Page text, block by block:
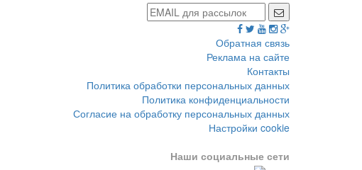
Обратная связь
Реклама на сайте
Контакты
Политика обработки персональных данных
Политика конфиденциальности
Согласие на обработку персональных данных
Настройки cookie
Наши социальные сети